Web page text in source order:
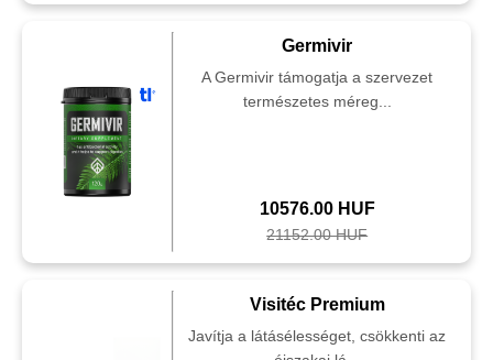
Germivir
A Germivir támogatja a szervezet
természetes méreg...
10576.00 HUF
21152.00 HUF
Visitéc Premium
Javítja a látásélességet, csökkenti az